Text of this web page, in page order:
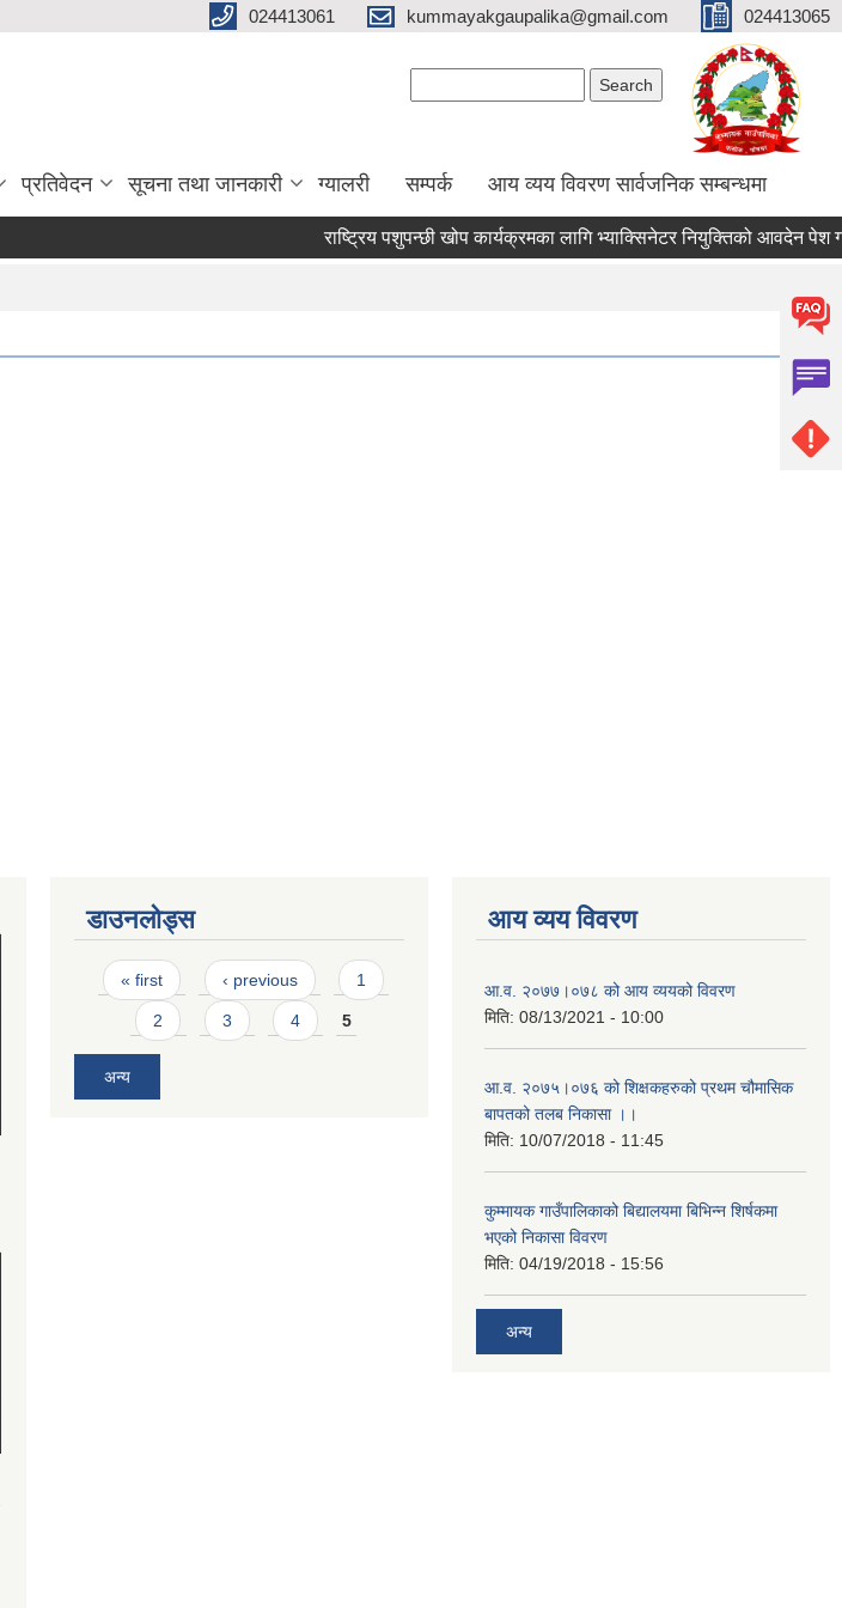
024413061 kummayakgaupalika@gmail.com 024413065
प्रतिवेदन सूचना तथा जानकारी ग्यालरी सम्पर्क आय व्यय विवरण सार्वजनिक सम्बन्धमा
राष्ट्रिय पशुपन्छी खोप कार्यक्रमका लागि भ्याक्सिनेटर नियुक्तिको आवदेन पेश
डाउनलोड्स
Pages
« first ‹ previous 1
2 3 4 5
अन्य
आय व्यय विवरण
आ.व. २०७७।०७८ को आय व्ययको विवरण
मिति: 08/13/2021 - 10:00
आ.व. २०७५।०७६ को शिक्षकहरुको प्रथम चौमासिक
बापतको तलब निकासा ।।
मिति: 10/07/2018 - 11:45
कुम्मायक गाउँपालिकाको बिद्यालयमा बिभिन्न शिर्षकमा
भएको निकासा विवरण
मिति: 04/19/2018 - 15:56
अन्य